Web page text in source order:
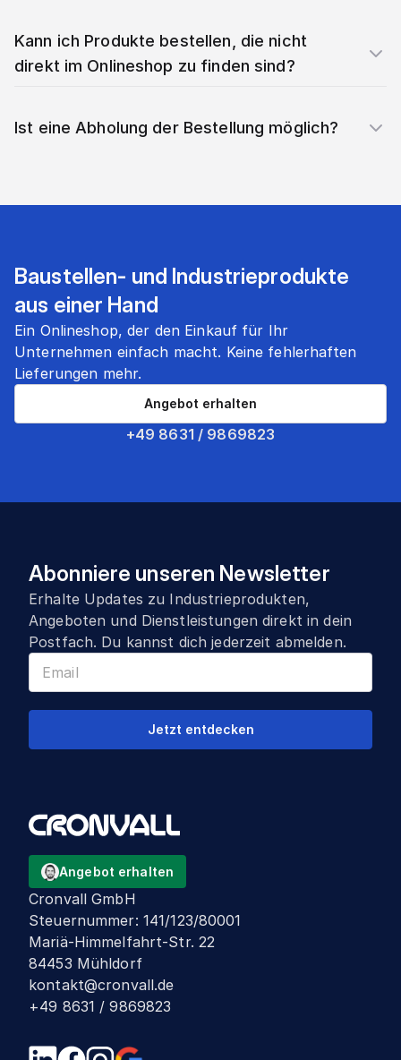
Kann ich Produkte bestellen, die nicht
direkt im Onlineshop zu finden sind?
Ist eine Abholung der Bestellung möglich?
Baustellen- und Industrieprodukte
aus einer Hand
Ein Onlineshop, der den Einkauf für Ihr
Unternehmen einfach macht. Keine fehlerhaften
Lieferungen mehr.
+49 8631 / 9869823
Angebot erhalten
Abonniere unseren Newsletter
Erhalte Updates zu Industrieprodukten,
Angeboten und Dienstleistungen direkt in dein
Postfach. Du kannst dich jederzeit abmelden.
Jetzt entdecken
Angebot erhalten
Cronvall GmbH
Steuernummer: 141/123/80001
Mariä-Himmelfahrt-Str. 22
84453 Mühldorf
kontakt@cronvall.de
+49 8631 / 9869823